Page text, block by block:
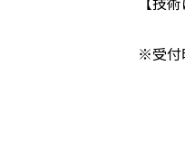
※受付